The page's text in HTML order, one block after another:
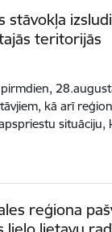
teritorijās
kā arī
reģiona